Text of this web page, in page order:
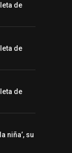
de
de
de
niña’, su